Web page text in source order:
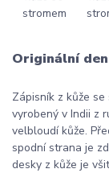
Originální
Zápisník z kůže
vyrobený v Indii z
velbloudí kůže.
spodní strana je
desky z kůže je